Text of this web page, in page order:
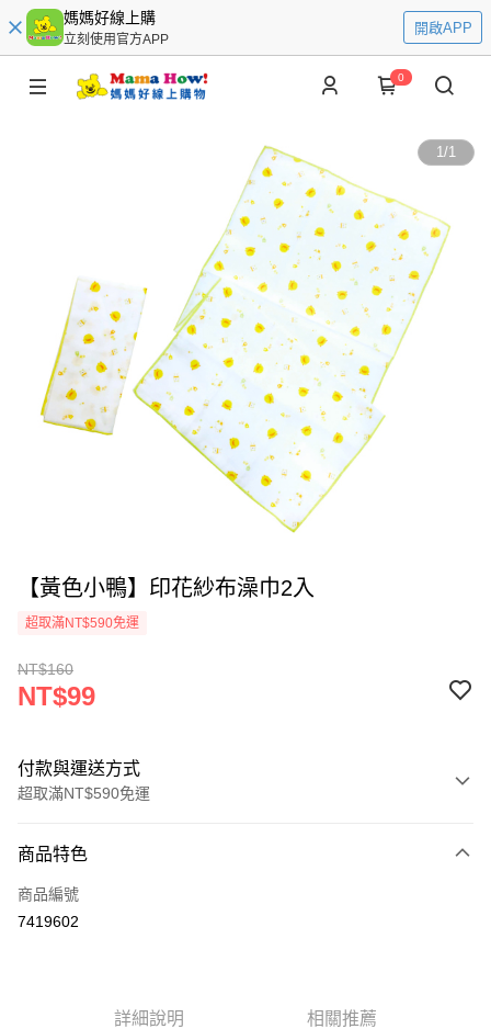
媽媽好線上購
立刻使用官方APP
開啟APP
0
1/1
【黃色小鴨】印花紗布澡巾2入
超取滿NT$590免運
NT$160
NT$99
付款與運送方式
超取滿NT$590免運
信用卡一次付款
超商取貨付款
商品特色
商品編號
7419602
詳細說明 相關推薦